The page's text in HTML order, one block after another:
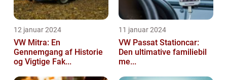
12 januar 2024
VW Mitra: En
Gennemgang af Historie
og Vigtige Fak...
11 januar 2024
VW Passat Stationcar:
Den ultimative familiebil
me...